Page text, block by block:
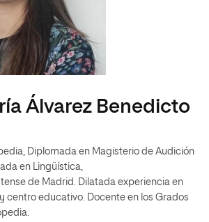
Álvarez Benedicto
Diplomada en Magisterio de Audición
en Lingüística,
de Madrid. Dilatada experiencia en
centro educativo. Docente en los Grados